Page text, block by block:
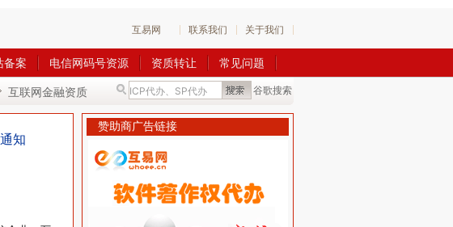
互易网 联系我们 关于我们
备案 电信网码号资源 资质转让
常见问题
互联网金融资质 谷歌搜索
知
赞助商广告链接